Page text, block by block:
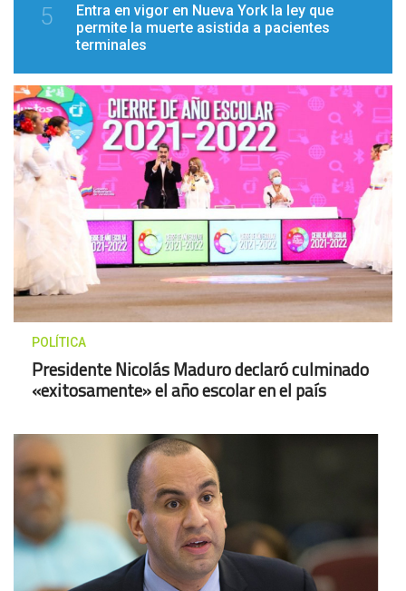
5
Entra en vigor en Nueva York la ley que
permite la muerte asistida a pacientes
terminales
POLÍTICA
Presidente Nicolás Maduro declaró culminado
«exitosamente» el año escolar en el país